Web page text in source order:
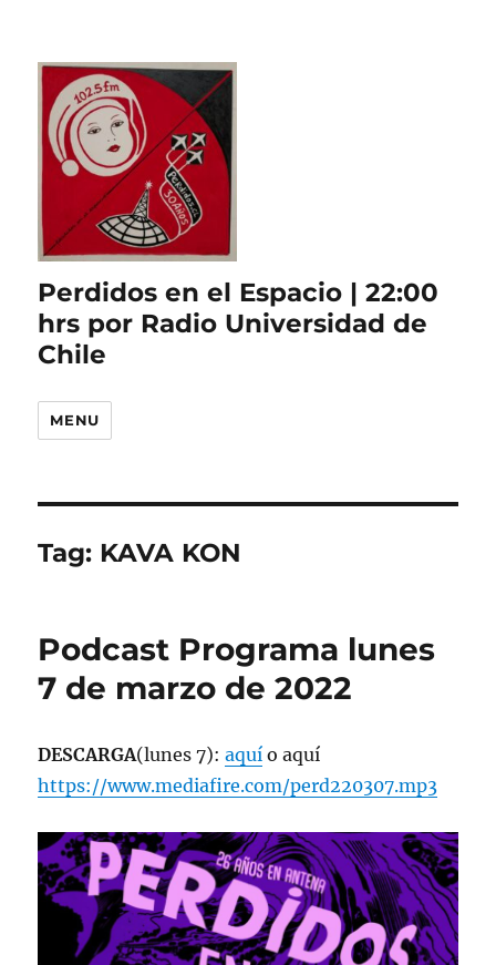
Perdidos en el Espacio | 22:00
hrs por Radio Universidad de
Chile
MENU
Tag: KAVA KON
Podcast Programa lunes
7 de marzo de 2022
DESCARGA(lunes 7):aquí o aquí
https://www.mediafire.com/perd220307.mp3